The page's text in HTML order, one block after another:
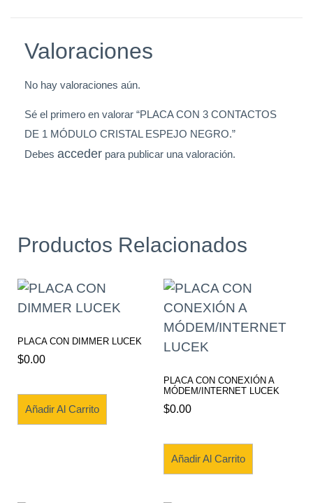
Valoraciones
No hay valoraciones aún.
Sé el primero en valorar “PLACA CON 3 CONTACTOS
DE 1 MÓDULO CRISTAL ESPEJO NEGRO.”
Debes acceder para publicar una valoración.
Productos Relacionados
PLACA CON DIMMER LUCEK
$0.00
Añadir Al Carrito
PLACA CON CONEXIÓN A
MÓDEM/INTERNET LUCEK
$0.00
Añadir Al Carrito